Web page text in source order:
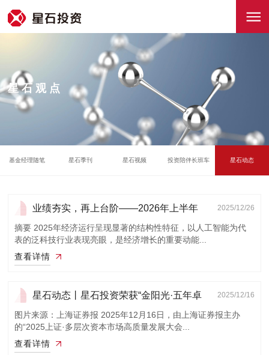
星石观点
基金经理随笔 星石季刊 星石视频 投资陪伴长班车 星石动态
业绩夯实，再上台阶——2026年上半年
投资策略
2025/12/26
摘要 2025年经济运行呈现显著的结构性特征，以人工智能为代
表的泛科技行业表现亮眼，是经济增长的重要动能...
查看详情
星石动态丨星石投资荣获“金阳光·五年卓
越私募...
2025/12/16
图片来源：上海证券报 2025年12月16日，由上海证券报主办
的“2025上证·多层次资本市场高质量发展大会...
查看详情